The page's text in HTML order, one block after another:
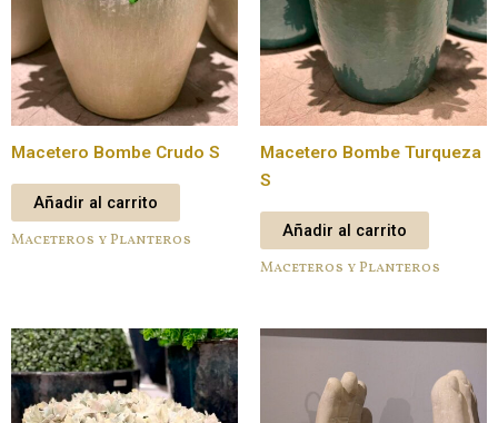
Macetero Bombe Crudo S
Añadir al carrito
Maceteros y Planteros
Macetero Bombe Turqueza
S
Añadir al carrito
Maceteros y Planteros